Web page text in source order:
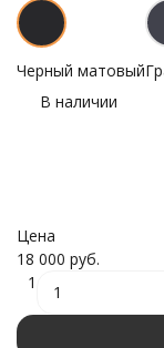
Черный матовый
В наличии
Цена
18 000 руб.
1